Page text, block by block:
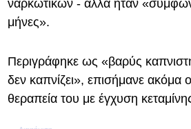
ναρκωτικών - αλλά ήταν
μήνες».
Περιγράφηκε ως «βαρύς
δεν καπνίζει», επισήμανε ακόμα
θεραπεία του με έγχυση